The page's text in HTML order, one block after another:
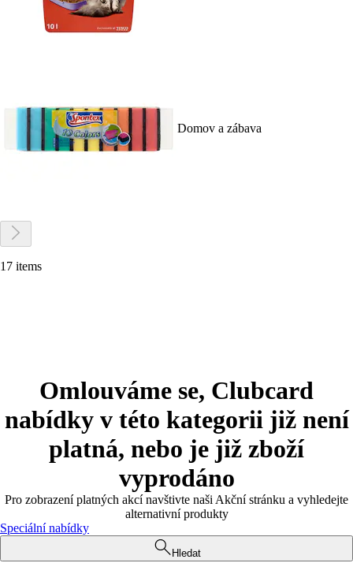
Domov a zábava
17 items
Omlouváme se, Clubcard
nabídky v této kategorii již není
platná, nebo je již zboží
vyprodáno
Pro zobrazení platných akcí navštivte naši Akční stránku a vyhledejte
alternativní produkty
Speciální nabídky
Hledat